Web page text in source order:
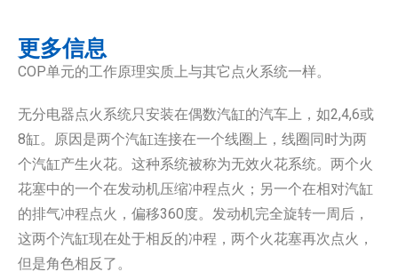
更多信息
COP单元的工作原理实质上与其它点火系统一样。
无分电器点火系统只安装在偶数汽缸的汽车上，如2,4,6或
8缸。原因是两个汽缸连接在一个线圈上，线圈同时为两
个汽缸产生火花。这种系统被称为无效火花系统。两个火
花塞中的一个在发动机压缩冲程点火；另一个在相对汽缸
的排气冲程点火，偏移360度。发动机完全旋转一周后，
这两个汽缸现在处于相反的冲程，两个火花塞再次点火，
但是角色相反了。